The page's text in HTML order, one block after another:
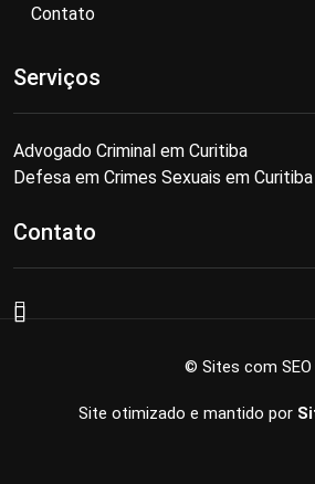
Contato
Serviços
Advogado Criminal em Curitiba
Defesa em Crimes Sexuais em Curitiba
Contato
© Sites com SEO
Site otimizado e mantido por